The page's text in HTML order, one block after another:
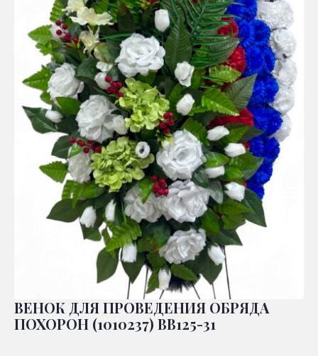
ВЕНОК ДЛЯ ПРОВЕДЕНИЯ ОБРЯДА
ПОХОРОН (1010237) ВВ125-31